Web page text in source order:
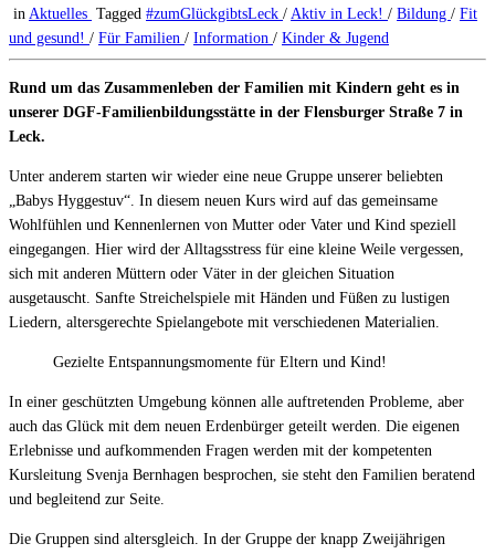
in Aktuelles Tagged #zumGlückgibtsLeck / Aktiv in Leck! / Bildung / Fit
und gesund! / Für Familien / Information / Kinder & Jugend
Rund um das Zusammenleben der Familien mit Kindern geht es in
unserer DGF-Familienbildungsstätte in der Flensburger Straße 7 in
Leck.
Unter anderem starten wir wieder eine neue Gruppe unserer beliebten
„Babys Hyggestuv“. In diesem neuen Kurs wird auf das gemeinsame
Wohlfühlen und Kennenlernen von Mutter oder Vater und Kind speziell
eingegangen. Hier wird der Alltagsstress für eine kleine Weile vergessen,
sich mit anderen Müttern oder Väter in der gleichen Situation
ausgetauscht. Sanfte Streichelspiele mit Händen und Füßen zu lustigen
Liedern, altersgerechte Spielangebote mit verschiedenen Materialien.
Gezielte Entspannungsmomente für Eltern und Kind!
In einer geschützten Umgebung können alle auftretenden Probleme, aber
auch das Glück mit dem neuen Erdenbürger geteilt werden. Die eigenen
Erlebnisse und aufkommenden Fragen werden mit der kompetenten
Kursleitung Svenja Bernhagen besprochen, sie steht den Familien beratend
und begleitend zur Seite.
Die Gruppen sind altersgleich. In der Gruppe der knapp Zweijährigen